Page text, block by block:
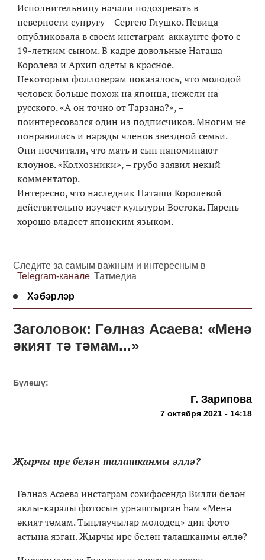
Исполнительницу начали подозревать в
неверности супругу – Сергею Глушко. Певица
опубликовала в своем инстаграм-аккаунте фото с
19-летним сыном. В кадре довольные Наташа
Королева и Архип одеты в красное.
Некоторым фолловерам показалось, что молодой
человек больше похож на японца, нежели на
русского. «А он точно от Тарзана?», –
поинтересовался один из подписчиков. Многим не
понравились и наряды членов звездной семьи.
Они посчитали, что мать и сын напоминают
клоунов. «Колхозники», – грубо заявил некий
комментатор.
Интересно, что наследник Наташи Королевой
действительно изучает культуры Востока. Парень
хорошо владеет японским языком.
Следите за самым важным и интересным в
Telegram-канале Татмедиа
Хәбәрләр
Заголовок: Гөлназ Асаева: «Менә
әкият тә тәмам...»
Бүлешү:
Г. Зарипова
7 октября 2021 - 14:18
Җырчы ире белән талашканмы әллә?
Гөлназ Асаева инстаграм сәхифәсендә Вилли белән
аклы-каралы фотосын урнаштырган һәм «Менә
әкият тәмам. Тыңлаучылар молодец» дип фото
астына язган. Җырчы ире белән талашканмы әллә?